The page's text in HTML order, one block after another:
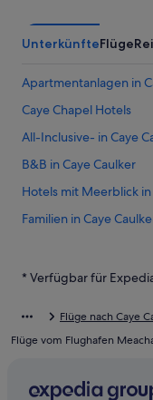
UnterkünfteFlüge
Apartmentanlagen in
Caye Chapel Hotels
All-Inclusive- in Caye
B&B in Caye Caulker
Hotels mit Meerblick in
Familien in Caye
Hostels in Caye Caulker
Wohnungen in Caye
Nachhaltige in Caye
* Verfügbar für
Flüge nach Caye
Flüge vom Flughafen